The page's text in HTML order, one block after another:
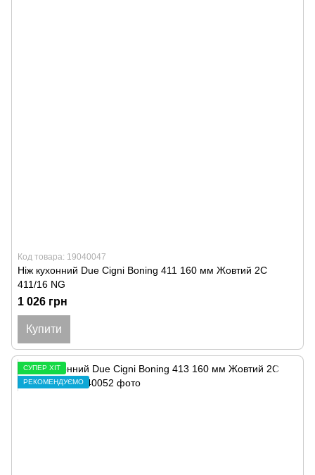
Код товара: 19040047
Ніж кухонний Due Cigni Boning 411 160 мм Жовтий 2C
411/16 NG
1 026 грн
Купити
СУПЕР ХІТ
РЕКОМЕНДУЄМО